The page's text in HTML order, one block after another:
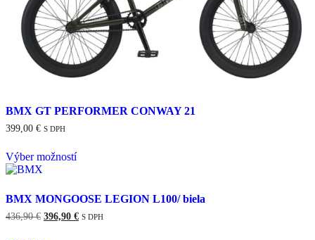
BMX GT PERFORMER CONWAY 21
399,00 € S DPH
Výber možnostíprodukt
variantov.
si
BMX MONGOOSE LEGION L100/ biela
436,90€ Pôvodná
396,90 €Aktuálna
S DPH